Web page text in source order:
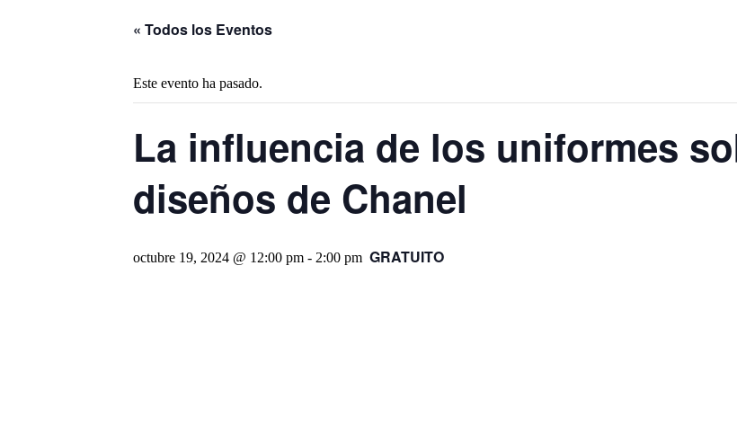
« Todos los Eventos
Este evento ha pasado.
La influencia de los uniformes
diseños de Chanel
octubre 19, 2024 @ 12:00 pm - 2:00 pm GRATUITO